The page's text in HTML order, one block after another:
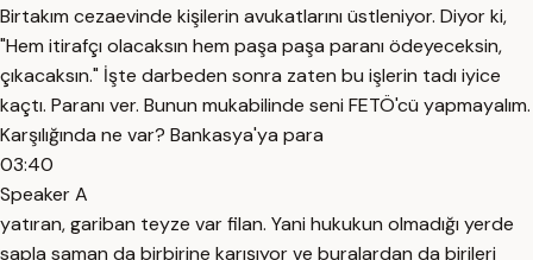
Birtakım cezaevinde kişilerin avukatlarını üstleniyor. Diyor ki,
"Hem itirafçı olacaksın hem paşa paşa paranı ödeyeceksin,
çıkacaksın." İşte darbeden sonra zaten bu işlerin tadı iyice
kaçtı. Paranı ver. Bunun mukabilinde seni FETÖ'cü yapmayalım.
Karşılığında ne var? Bankasya'ya para
03:40
Speaker A
yatıran, gariban teyze var filan. Yani hukukun olmadığı yerde
sapla saman da birbirine karışıyor ve buralardan da birileri